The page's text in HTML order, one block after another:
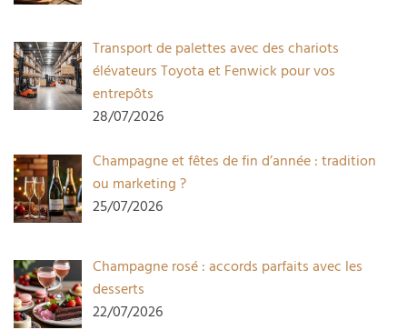
Transport de palettes avec des chariots
élévateurs Toyota et Fenwick pour vos
entrepôts
28/07/2026
Champagne et fêtes de fin d’année : tradition
ou marketing ?
25/07/2026
Champagne rosé : accords parfaits avec les
desserts
22/07/2026